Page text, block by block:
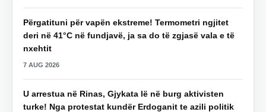
Përgatituni për vapën ekstreme! Termometri ngjitet
deri në 41°C në fundjavë, ja sa do të zgjasë vala e të
nxehtit
7 AUG 2026
U arrestua në Rinas, Gjykata lë në burg aktivisten
turke! Nga protestat kundër Erdoganit te azili politik